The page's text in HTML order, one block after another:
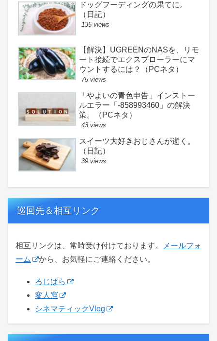
ドッグフーディングの果てに。
（日記）
135 views
【解決】UGREENのNASを、リモ
ート接続でエクスプローラーにマ
ウントするには？（PCネタ）
75 views
「やよいの青色申告」インストー
ルエラー「-858993460」の解決
策。（PCネタ）
43 views
スイーツ大好きおじさんが逝く。
（日記）
39 views
巡回先＆相互リンク
相互リンクは、常時受け付けております。
メールフォ
ーム
から、お気軽にご連絡ください。
ろじぱら
変人窟
シネマティックVlog